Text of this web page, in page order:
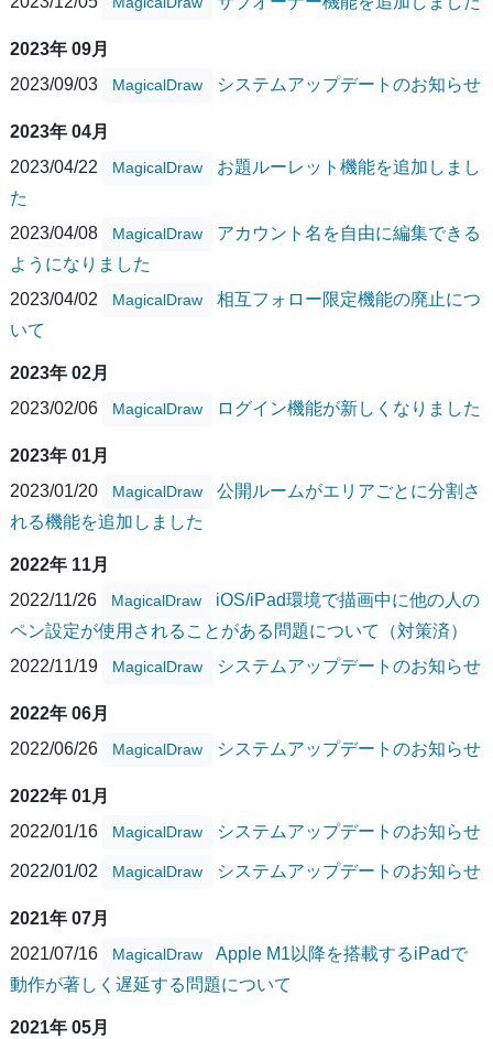
2023年 09月
2023/09/03
MagicalDraw システムアップデートのお知らせ
2023年 04月
2023/04/22
MagicalDraw
お題ルーレット機能を追加しまし
た
2023/04/08
MagicalDraw
アカウント名を自由に編集できる
ようになりました
2023/04/02
MagicalDraw
相互フォロー限定機能の廃止につ
いて
2023年 02月
2023/02/06
MagicalDraw ログイン機能が新しくなりました
2023年 01月
2023/01/20
MagicalDraw
公開ルームがエリアごとに分割さ
れる機能を追加しました
2022年 11月
2022/11/26
MagicalDraw
iOS/iPad環境で描画中に他の人の
ペン設定が使用されることがある問題について（対策済）
2022/11/19
MagicalDraw システムアップデートのお知らせ
2022年 06月
2022/06/26
MagicalDraw システムアップデートのお知らせ
2022年 01月
2022/01/16
MagicalDraw システムアップデートのお知らせ
2022/01/02 MagicalDraw システムアップデートのお知らせ
2021年 07月
2021/07/16
MagicalDraw
Apple M1以降を搭載するiPadで
動作が著しく遅延する問題について
2021年 05月